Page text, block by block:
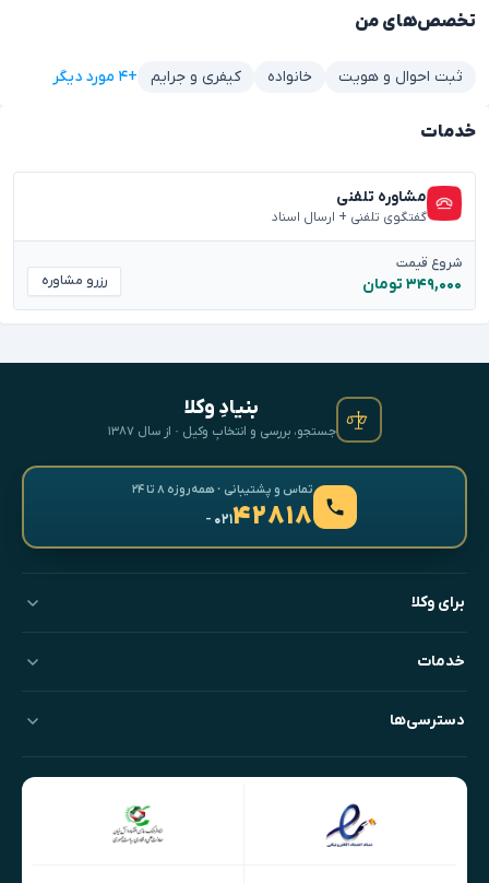
تخصص‌های من
ثبت احوال و هویت خانواده کیفری و جرایم +۴ مورد دیگر
خدمات
مشاوره تلفنی
گفتگوی تلفنی + ارسال اسناد
شروع قیمت
۳۴۹,۰۰۰ تومان رزرو مشاوره
بنیادِ وکلا
جستجو، بررسی و انتخابِ وکیل · از سال ۱۳۸۷
تماس و پشتیبانی · همه‌روزه ۸ تا ۲۴
۴۲۸۱۸- ۰۲۱
برای وکلا
خدمات
دسترسی‌ها